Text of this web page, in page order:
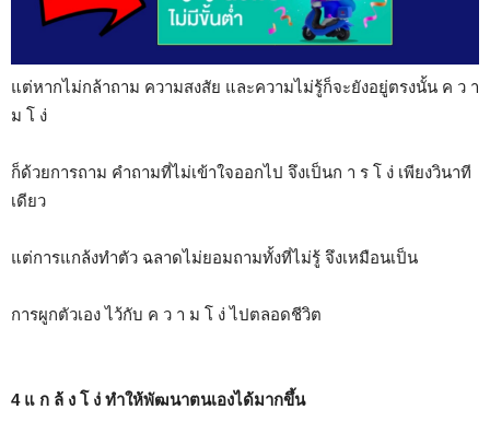
แต่หากไม่กล้าถาม ความสงสัย และความไม่รู้ก็จะยังอยู่ตรงนั้น ค ว า
ม โ ง่
ก็ด้วยการถาม คำถามที่ไม่เข้าใจออกไป จึงเป็นก า ร โ ง่ เพียงวินาที
เดียว
แต่การแกล้งทำตัว ฉลาดไม่ยอมถามทั้งที่ไม่รู้ จึงเหมือนเป็น
การผูกตัวเอง ไว้กับ ค ว า ม โ ง่ ไปตลอดชีวิต
4 แ ก ล้ ง โ ง่ ทำให้พัฒนาตนเองได้มากขึ้น